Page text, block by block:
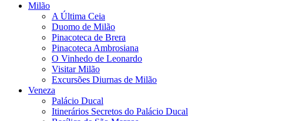
Milão
A Última Ceia
Duomo de Milão
Pinacoteca de Brera
Pinacoteca Ambrosiana
O Vinhedo de Leonardo
Visitar Milão
Excursões Diurnas de Milão
Veneza
Palácio Ducal
Itinerários Secretos do Palácio Ducal